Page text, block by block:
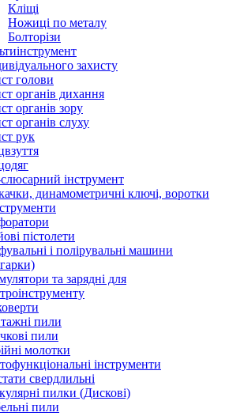
Кліщі
Ножиці по металу
Болторізи
захисту
голови
органів дихання
органів зору
органів слуху
рук
інструмент
динамометричні ключі, воротки
пістолети
і полірувальні машини
та зарядні для
пили
пили
молотки
інструменти
свердлильні
пилки (Дискові)
пили